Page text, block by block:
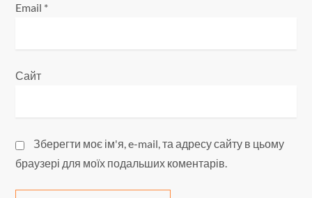
Email *
Сайт
Зберегти моє ім'я, e-mail, та адресу сайту в цьому
браузері для моїх подальших коментарів.